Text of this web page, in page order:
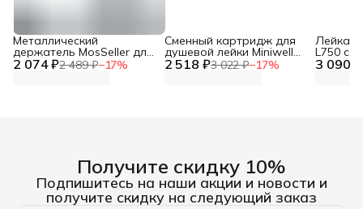
2 074 ₽2 489 ₽−17%
Металлический
держатель MosSeller для
смартфона с 2 518 ₽3 022 ₽−17%
Сменный картридж для
душевой лейки Miniwell
L750, угольный 3 090 ₽
Лейка
L750 со
Получите скидку 10%
Подпишитесь на наши акции и новости и
получите скидку на следующий заказ